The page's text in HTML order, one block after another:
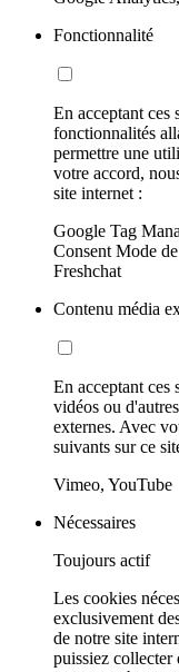
Fonctionnalité
En acceptant ces
fonctionnalités
permettre une
votre accord,
site internet :
Google Tag
Consent Mode
Freshchat
Contenu média
En acceptant ces
vidéos ou
externes. Avec
suivants sur ce
Vimeo, YouTube
Nécessaires
Toujours actif
Les cookies
exclusivement
de notre site
puissiez collecter